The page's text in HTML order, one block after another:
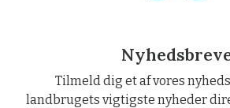
Tilmeld dig et af vores
landbrugets vigtigste nyheder